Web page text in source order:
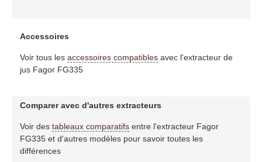
Accessoires
Voir tous les accessoires compatiblesavec l'extracteur de
jus Fagor FG335
Comparer avec d'autres extracteurs
Voir des tableaux comparatifsentre l'extracteur Fagor
FG335 et d'autres modèles pour savoir toutes les
différences